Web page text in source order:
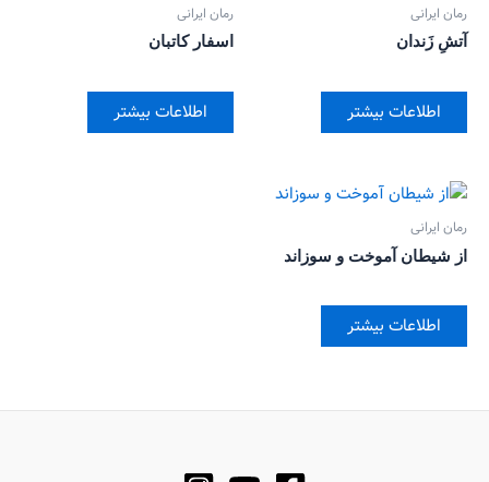
رمان ایرانی
آتشِ زَندان
اطلاعات بیشتر
رمان ایرانی
اسفار کاتبان
اطلاعات بیشتر
رمان ایرانی
از شیطان آموخت و سوزاند
اطلاعات بیشتر